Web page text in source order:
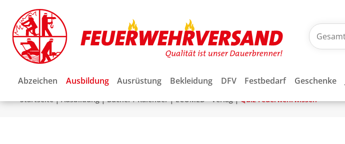
Abzeichen Ausbildung Ausrüstung Bekleidung DFV Festbedarf Geschenke
Startseite|Ausbildung|Bücher / Kalender|ECOMED - Verlag|Quiz Feuerwehrwissen